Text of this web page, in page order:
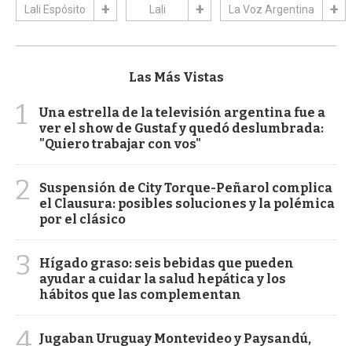
Lali Espósito Lali La Voz Argentina
Las Más Vistas
1
Una estrella de la televisión argentina fue a
ver el show de Gustaf y quedó deslumbrada:
"Quiero trabajar con vos"
2
Suspensión de City Torque-Peñarol complica
el Clausura: posibles soluciones y la polémica
por el clásico
3
Hígado graso: seis bebidas que pueden
ayudar a cuidar la salud hepática y los
hábitos que las complementan
Jugaban Uruguay Montevideo y Paysandú,